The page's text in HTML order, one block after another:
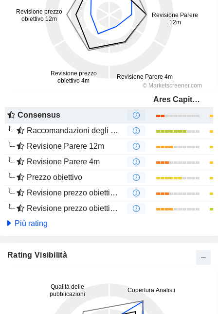
Ares Capital Corporation
Consensus
Raccomandazioni degli analisti
Revisione Parere 12m
Revisione Parere 4m
Prezzo obiettivo
Revisione prezzo obiettivo 12m
Revisione prezzo obiettivo 4m
Più rating
Rating Visibilità